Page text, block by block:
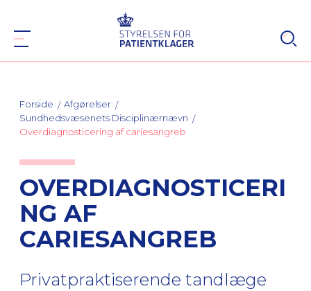
Forside
Afgørelser
Sundhedsvæsenets Disciplinærnævn
Overdiagnosticering af cariesangreb
OVERDIAGNOSTICERI
NG AF
CARIESANGREB
Privatpraktiserende tandlæge